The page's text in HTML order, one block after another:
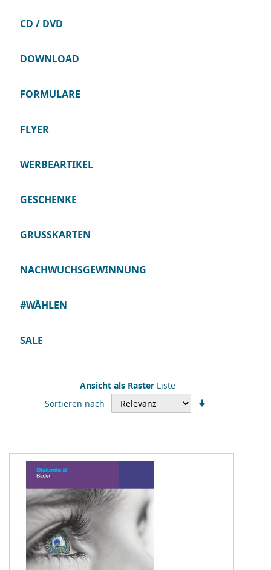
Ansicht als Raster Liste
Sortieren nach
CD / DVD
DOWNLOAD
FORMULARE
FLYER
WERBEARTIKEL
GESCHENKE
GRUSSKARTEN
NACHWUCHSGEWINNUNG
#WÄHLEN
SALE